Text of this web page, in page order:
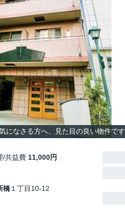
になさる方へ、見た目の良い物件です
共益費 11,000円
橋 １丁目10-12